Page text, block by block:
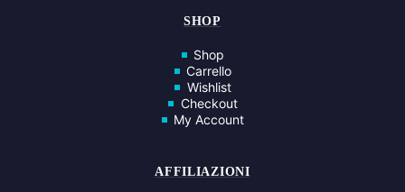
SHOP
Shop
Carrello
Wishlist
Checkout
My Account
AFFILIAZIONI